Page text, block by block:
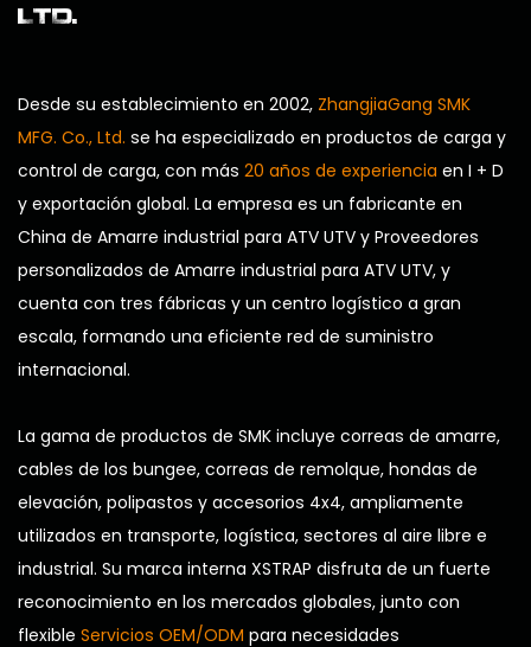
LTD.
Desde su establecimiento en 2002, ZhangjiaGang SMK
MFG. Co., Ltd. se ha especializado en productos de carga y
control de carga, con más 20 años de experiencia en I + D
y exportación global. La empresa es un fabricante en
China de Amarre industrial para ATV UTV y Proveedores
personalizados de Amarre industrial para ATV UTV, y
cuenta con tres fábricas y un centro logístico a gran
escala, formando una eficiente red de suministro
internacional.
La gama de productos de SMK incluye correas de amarre,
cables de los bungee, correas de remolque, hondas de
elevación, polipastos y accesorios 4x4, ampliamente
utilizados en transporte, logística, sectores al aire libre e
industrial. Su marca interna XSTRAP disfruta de un fuerte
reconocimiento en los mercados globales, junto con
flexible Servicios OEM/ODM para necesidades